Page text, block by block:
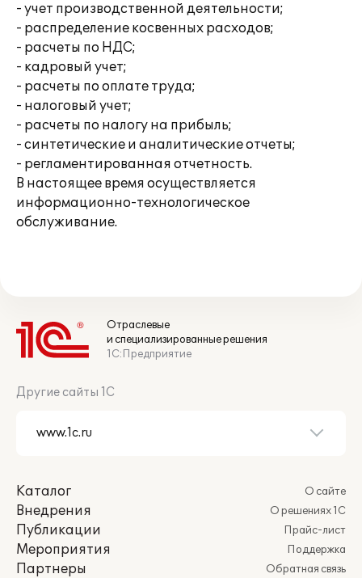
- учет производственной деятельности;
- распределение косвенных расходов;
- расчеты по НДС;
- кадровый учет;
- расчеты по оплате труда;
- налоговый учет;
- расчеты по налогу на прибыль;
- синтетические и аналитические отчеты;
- регламентированная отчетность.
В настоящее время осуществляется
информационно-технологическое
обслуживание.
Отраслевые
и специализированные решения
1С:Предприятие
Другие сайты 1С
Каталог
Внедрения
Публикации
Мероприятия
Партнеры
О сайте
О решениях 1С
Прайс-лист
Поддержка
Обратная связь